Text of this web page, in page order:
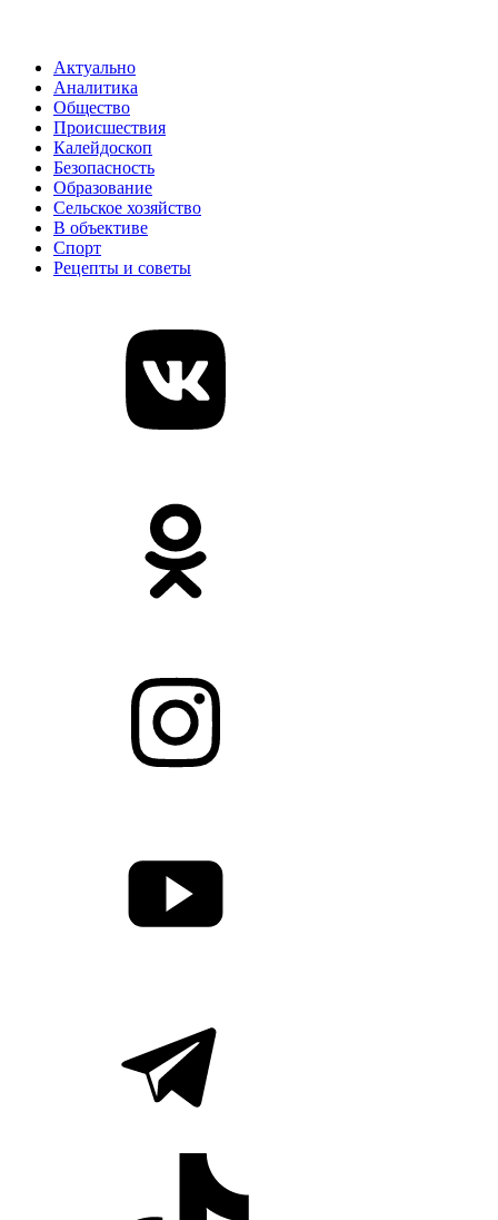
Актуально
Аналитика
Общество
Происшествия
Калейдоскоп
Безопасность
Образование
Сельское хозяйство
В объективе
Спорт
Рецепты и советы